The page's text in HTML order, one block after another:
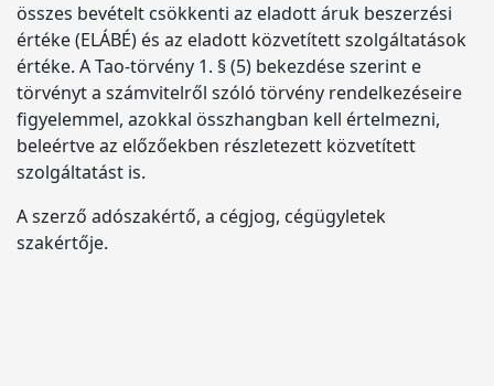
összes bevételt csökkenti az eladott áruk beszerzési
értéke (ELÁBÉ) és az eladott közvetített szolgáltatások
értéke. A Tao-törvény 1. § (5) bekezdése szerint e
törvényt a számvitelről szóló törvény rendelkezéseire
figyelemmel, azokkal összhangban kell értelmezni,
beleértve az előzőekben részletezett közvetített
szolgáltatást is.
A szerző adószakértő, a cégjog, cégügyletek
szakértője.